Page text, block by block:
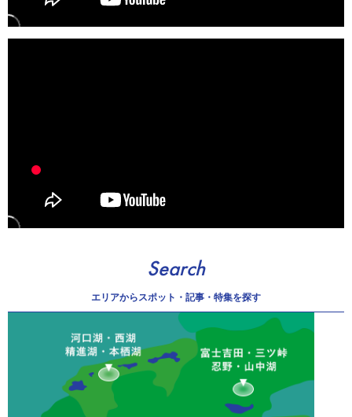
Search
エリアからスポット・記事・特集を探す